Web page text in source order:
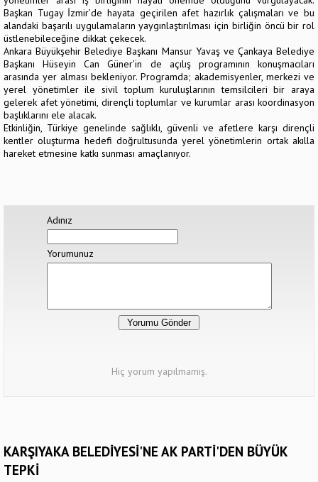
Başkan Tugay İzmir’de hayata geçirilen afet hazırlık çalışmaları ve bu
alandaki başarılı uygulamaların yaygınlaştırılması için birliğin öncü bir rol
üstlenebileceğine dikkat çekecek.
Ankara Büyükşehir Belediye Başkanı Mansur Yavaş ve Çankaya Belediye
Başkanı Hüseyin Can Güner’in de açılış programının konuşmacıları
arasında yer alması bekleniyor. Programda; akademisyenler, merkezi ve
yerel yönetimler ile sivil toplum kuruluşlarının temsilcileri bir araya
gelerek afet yönetimi, dirençli toplumlar ve kurumlar arası koordinasyon
başlıklarını ele alacak.
Etkinliğin, Türkiye genelinde sağlıklı, güvenli ve afetlere karşı dirençli
kentler oluşturma hedefi doğrultusunda yerel yönetimlerin ortak akılla
hareket etmesine katkı sunması amaçlanıyor.
Adınız
Yorumunuz
Hiç yorum yapılmamış.
KARŞIYAKA BELEDİYESİ'NE AK PARTİ'DEN BÜYÜK
TEPKİ